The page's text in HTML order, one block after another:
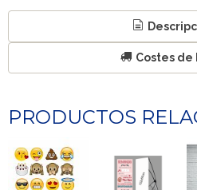
Costes de
PRODUCTOS